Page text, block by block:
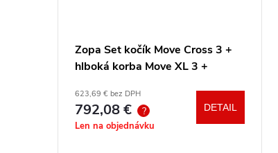
Zopa Set kočík Move Cross 3 +
hlboká korba Move XL 3 +
výberu + báza
623,69 € bez DPH
792,08 € ?
Len na objednávku
DETAIL